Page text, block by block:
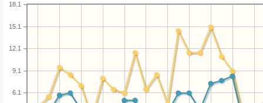
6.1
9.1
12.1
15.1
18.1